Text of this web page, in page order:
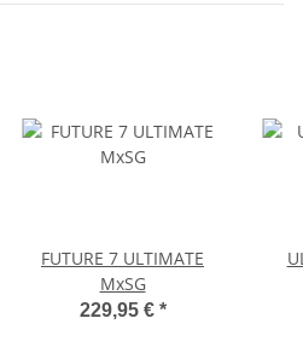
FUTURE 7 ULTIMATE
MxSG
229,95 € *